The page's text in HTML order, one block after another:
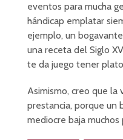
eventos para mucha
hándicap emplatar
ejemplo, un
una receta del Siglo
te da juego tener
Asimismo, creo que
prestancia, porque un
mediocre baja muchos